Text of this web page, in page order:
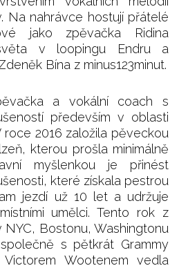
Na nahrávce hostují přátelé
jako zpěvačka Ridina
v loopingu Endru a
Bína z minus123minut.
a vokální coach s
především v oblasti
roce 2016 založila pěveckou
kterou prošla minimálně
myšlenkou je přinést
které získala pestrou
jezdí už 10 let a udržuje
umělci. Tento rok z
Bostonu, Washingtonu
s pětkrát Grammy
Wootenem vedla